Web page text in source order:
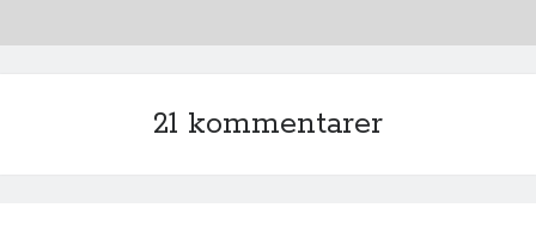
21 kommentarer